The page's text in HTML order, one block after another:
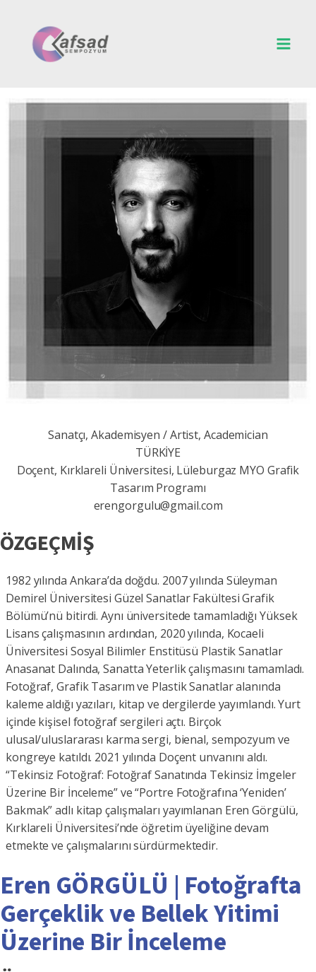
Sanatçı, Akademisyen / Artist, Academician
TÜRKİYE
Doçent, Kırklareli Üniversitesi, Lüleburgaz MYO Grafik
Tasarım Programı
erengorgulu@gmail.com
ÖZGEÇMİŞ
1982 yılında Ankara’da doğdu. 2007 yılında Süleyman
Demirel Üniversitesi Güzel Sanatlar Fakültesi Grafik
Bölümü’nü bitirdi. Aynı üniversitede tamamladığı Yüksek
Lisans çalışmasının ardından, 2020 yılında, Kocaeli
Üniversitesi Sosyal Bilimler Enstitüsü Plastik Sanatlar
Anasanat Dalında, Sanatta Yeterlik çalışmasını tamamladı.
Fotoğraf, Grafik Tasarım ve Plastik Sanatlar alanında
kaleme aldığı yazıları, kitap ve dergilerde yayımlandı. Yurt
içinde kişisel fotoğraf sergileri açtı. Birçok
ulusal/uluslararası karma sergi, bienal, sempozyum ve
kongreye katıldı. 2021 yılında Doçent unvanını aldı.
“Tekinsiz Fotoğraf: Fotoğraf Sanatında Tekinsiz İmgeler
Üzerine Bir İnceleme” ve “Portre Fotoğrafına ‘Yeniden’
Bakmak” adlı kitap çalışmaları yayımlanan Eren Görgülü,
Kırklareli Üniversitesi’nde öğretim üyeliğine devam
etmekte ve çalışmalarını sürdürmektedir.
Eren GÖRGÜLÜ | Fotoğrafta
Gerçeklik ve Bellek Yitimi
Üzerine Bir İnceleme